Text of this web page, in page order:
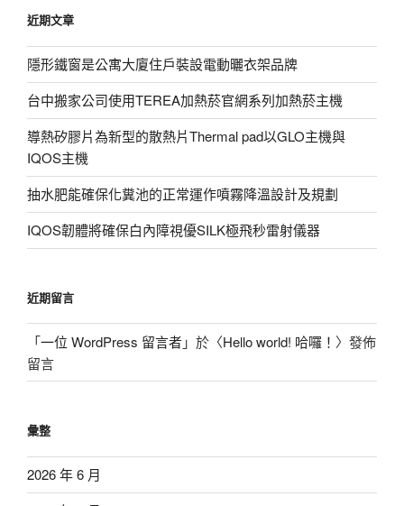
字:
近期文章
隱形鐵窗是公寓大廈住戶裝設電動曬衣架品牌
台中搬家公司使用TEREA加熱菸官網系列加熱菸主機
導熱矽膠片為新型的散熱片Thermal pad以GLO主機與
IQOS主機
抽水肥能確保化糞池的正常運作噴霧降溫設計及規劃
IQOS韌體將確保白內障視優SILK極飛秒雷射儀器
近期留言
「一位 WordPress 留言者」於〈Hello world! 哈囉！ 〉發佈
留言
彙整
2026 年 6 月